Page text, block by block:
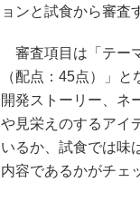
ョンと試食から審査
審査項目は「テー
（配点：45点）」
開発ストーリー、ネ
や見栄えのするアイ
いるか、試食では味
内容であるかがチェ